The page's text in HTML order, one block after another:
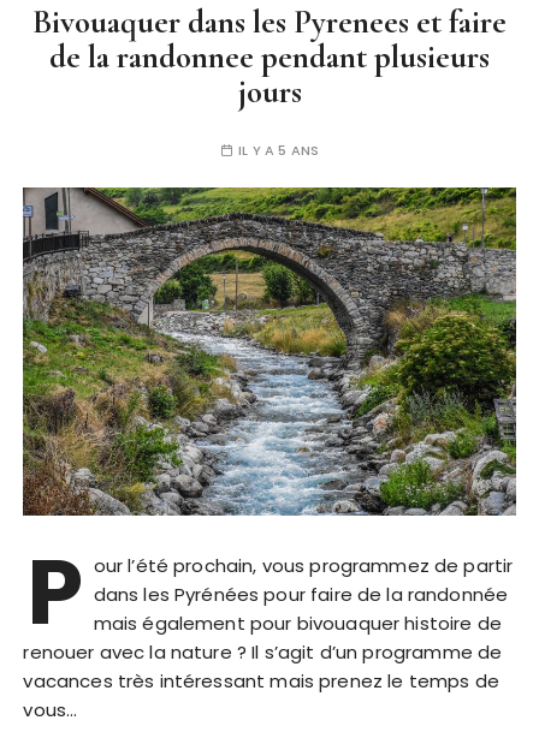
Bivouaquer dans les Pyrenees et faire
de la randonnee pendant plusieurs
jours
IL Y A 5 ANS
P our l’été prochain, vous programmez de partir
dans les Pyrénées pour faire de la randonnée
mais également pour bivouaquer histoire de
renouer avec la nature ? Il s’agit d’un programme de
vacances très intéressant mais prenez le temps de
vous…